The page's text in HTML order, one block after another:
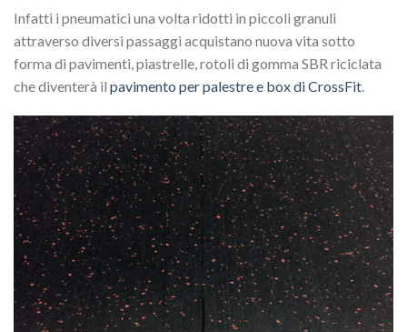
Infatti i pneumatici una volta ridotti in piccoli granuli
attraverso diversi passaggi acquistano nuova vita sotto
forma di pavimenti, piastrelle, rotoli di gomma SBR riciclata
che diventerà il pavimento per palestre e box di CrossFit